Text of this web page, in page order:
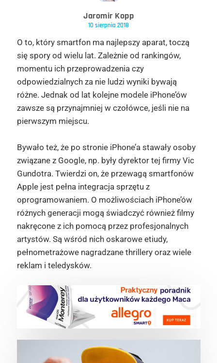
Jaromir Kopp
10 sierpnia 2018
O to, który smartfon ma najlepszy aparat, toczą
się spory od wielu lat. Zależnie od rankingów,
momentu ich przeprowadzenia czy
odpowiedzialnych za nie ludzi wyniki bywają
różne. Jednak od lat kolejne modele iPhone’ów
zawsze są przynajmniej w czołówce, jeśli nie na
pierwszym miejscu.
Bywało też, że po stronie iPhone’a stawały osoby
związane z Google, np. były dyrektor tej firmy Vic
Gundotra. Twierdzi on, że przewagą smartfonów
Apple jest pełna integracja sprzętu z
oprogramowaniem. O możliwościach iPhone’ów
różnych generacji mogą świadczyć również filmy
nakręcone z ich pomocą przez profesjonalnych
artystów. Są wśród nich oskarowe etiudy,
pełnometrażowe nagradzane thrillery oraz wiele
reklam i teledysków.